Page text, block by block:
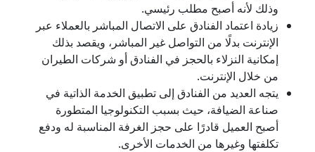
وذلك لأنه أصبح مطلب رئيسي.
زيادة اعتماد الفنادق على الاتصال المباشر بالعملاء عبر
الإنترنت بدلًا من التواصل غير المباشر، ويقصد بذلك
إمكانية النزلاء بالحجز في الفنادق أو شركات الطيران
من خلال الإنترنت.
يتجه العديد من الفنادق إلى تطبيق الخدمة الذاتية في
صناعة الضيافة، حيث بسبب التكنولوجيا المتطورة
أصبح العميل قادرًا على حجز الغرفة المناسبة له ودفع
تكلفتها وغيرها من الخدمات الأخرى.